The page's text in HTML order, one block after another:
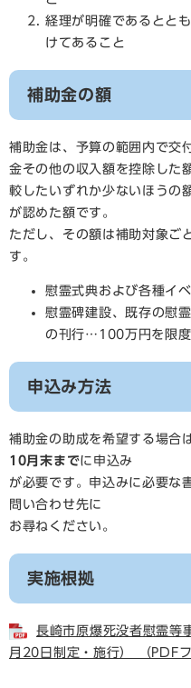
経理が明確であるとと
けてあること
補助金の額
補助金は、予算の範囲内で交
金その他の収入額を控除した
較したいずれか少ないほうの
が認めた額です。
ただし、その額は補助対象ご
す。
慰霊式典および各種イ
慰霊碑建設、既存の慰
の刊行…100万円を限度
申込み方法
補助金の助成を希望する場合
10月末までに申込み
が必要です。申込みに必要な
問い合わせ先に
お尋ねください。
実施根拠
長崎市原爆死没者慰霊等
月20日制定・施行） （PDF